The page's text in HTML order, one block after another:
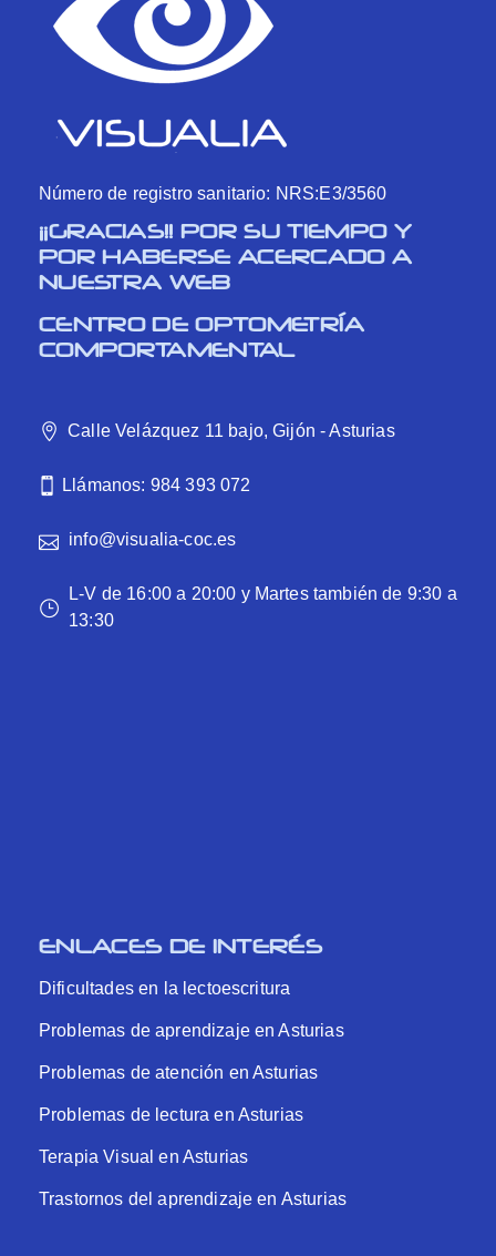
Número de registro sanitario: NRS:E3/3560
¡¡GRACIAS!! POR SU TIEMPO Y
POR HABERSE ACERCADO A
NUESTRA WEB
CENTRO DE OPTOMETRÍA
COMPORTAMENTAL
Calle Velázquez 11 bajo, Gijón - Asturias
Llámanos: 984 393 072
info@visualia-coc.es
L-V de 16:00 a 20:00 y Martes también de 9:30 a
13:30
ENLACES DE INTERÉS
Dificultades en la lectoescritura
Problemas de aprendizaje en Asturias
Problemas de atención en Asturias
Problemas de lectura en Asturias
Terapia Visual en Asturias
Trastornos del aprendizaje en Asturias